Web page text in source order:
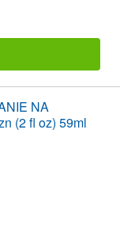
NA
(2 fl oz) 59ml